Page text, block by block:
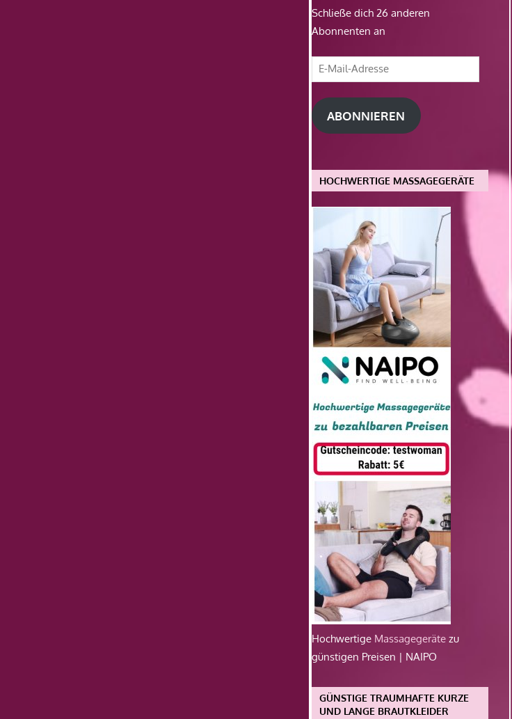
Schließe dich 26 anderen
Abonnenten an
E-
Mail-
Adresse
ABONNIEREN
HOCHWERTIGE MASSAGEGERÄTE
Hochwertige Massagegeräte zu
günstigen Preisen | NAIPO
GÜNSTIGE TRAUMHAFTE KURZE
UND LANGE BRAUTKLEIDER